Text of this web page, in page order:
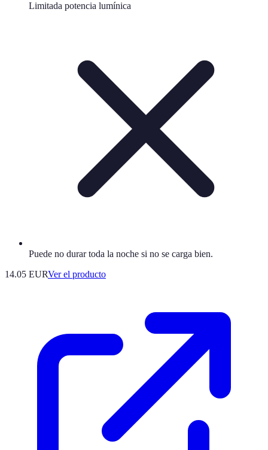
Limitada potencia lumínica
Puede no durar toda la noche si no se carga bien.
14.05 EURVer el producto